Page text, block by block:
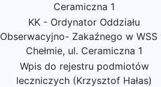
Ceramiczna 1
KK - Ordynator Oddziału
Obserwacyjno- Zakaźnego w WSS
Chełmie, ul. Ceramiczna 1
Wpis do rejestru podmiotów
leczniczych (Krzysztof Hałas)